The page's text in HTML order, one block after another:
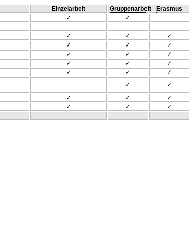
Einzelarbeit Gruppenarbeit
Erasmus
✓
✓
✓ ✓
✓
✓ ✓
✓
✓ ✓
✓
✓ ✓
✓
✓ ✓
✓
✓
✓
✓ ✓
✓
✓ ✓
✓